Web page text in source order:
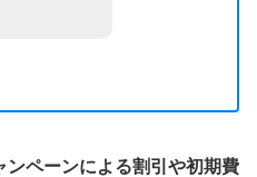
ンペーンによる割引や初期費